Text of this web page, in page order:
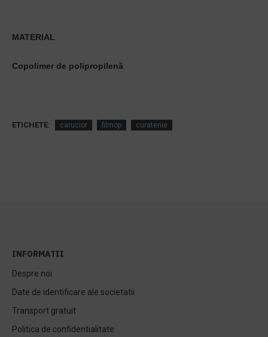
MATERIAL
Copolimer de polipropilenă
ETICHETE: carucior filmop curatenie
INFORMATII
Despre noi
Date de identificare ale societatii
Transport gratuit
Politica de confidentialitate